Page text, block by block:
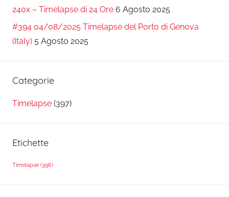
240x – Timelapse di 24 Ore 6 Agosto 2025
#394 04/08/2025 Timelapse del Porto di Genova
(Italy) 5 Agosto 2025
Categorie
Timelapse (397)
Etichette
Timelapse (396)